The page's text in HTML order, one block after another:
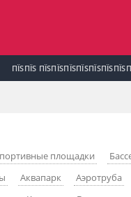
ПЇЅПЇЅ
площадки
Аквапарк Аэротруба